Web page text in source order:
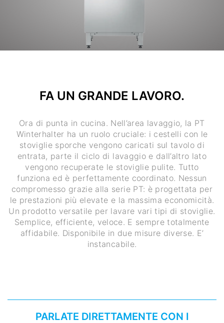
FA UN GRANDE LAVORO.
Ora di punta in cucina. Nell’area lavaggio, la PT
Winterhalter ha un ruolo cruciale: i cestelli con le
stoviglie sporche vengono caricati sul tavolo di
entrata, parte il ciclo di lavaggio e dall’altro lato
vengono recuperate le stoviglie pulite. Tutto
funziona ed è perfettamente coordinato. Nessun
compromesso grazie alla serie PT: è progettata per
le prestazioni più elevate e la massima economicità.
Un prodotto versatile per lavare vari tipi di stoviglie.
Semplice, efficiente, veloce. E sempre totalmente
affidabile. Disponibile in due misure diverse. E’
instancabile.
PARLATE DIRETTAMENTE CON I